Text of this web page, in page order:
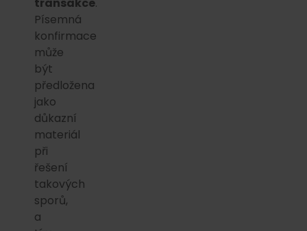
Písemná
konfirmace
může
být
předložena
jako
důkazní
materiál
při
řešení
takových
sporů,
a